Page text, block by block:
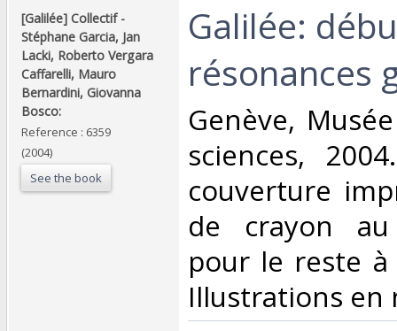
‎[Galilée] Collectif -
Stéphane Garcia, Jan
Lacki, Roberto Vergara
Caffarelli, Mauro
Bernardini, Giovanna
Bosco: ‎
Reference : 6359
(2004)
See the book
‎Galilée:
résonances
‎Genève,
sciences,
couverture
de crayon
pour le reste
Illustrations en